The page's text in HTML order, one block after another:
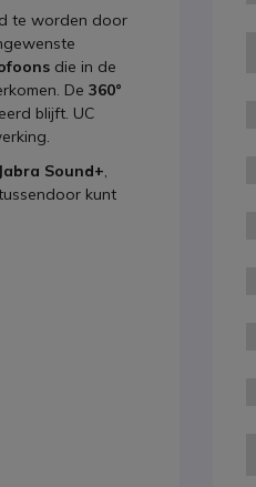
te worden door
die in de
De 360°
blijft. UC
Jabra Sound+,
kunt